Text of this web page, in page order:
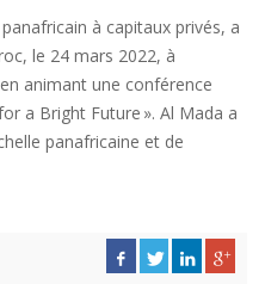
à capitaux privés, a
le 24 mars 2022, à
animant une conférence
a Bright Future ». Al Mada a
panafricaine et de